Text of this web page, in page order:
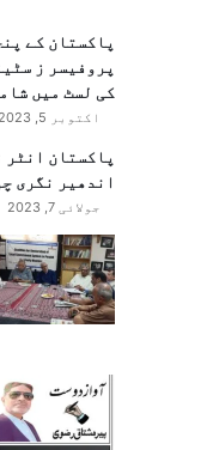
پاکستان کے
پروفیسر ز
کی لسٹ میں
اکتوبر 5, 2023
پاکستان انٹر
اندھیر نگری
جولائی 7, 2023